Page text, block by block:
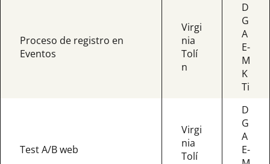
Proceso de registro en
Eventos
Virgi
nia
Tolí
n
D
G
A
E-
M
K
Ti
Test A/B web
Virgi
nia
Tolí
D
G
A
E-